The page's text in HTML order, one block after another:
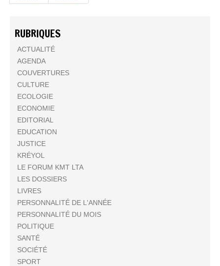
RUBRIQUES
ACTUALITÉ
AGENDA
COUVERTURES
CULTURE
ECOLOGIE
ECONOMIE
EDITORIAL
EDUCATION
JUSTICE
KRÉYOL
LE FORUM KMT LTA
LES DOSSIERS
LIVRES
PERSONNALITÉ DE L'ANNÉE
PERSONNALITÉ DU MOIS
POLITIQUE
SANTÉ
SOCIÉTÉ
SPORT